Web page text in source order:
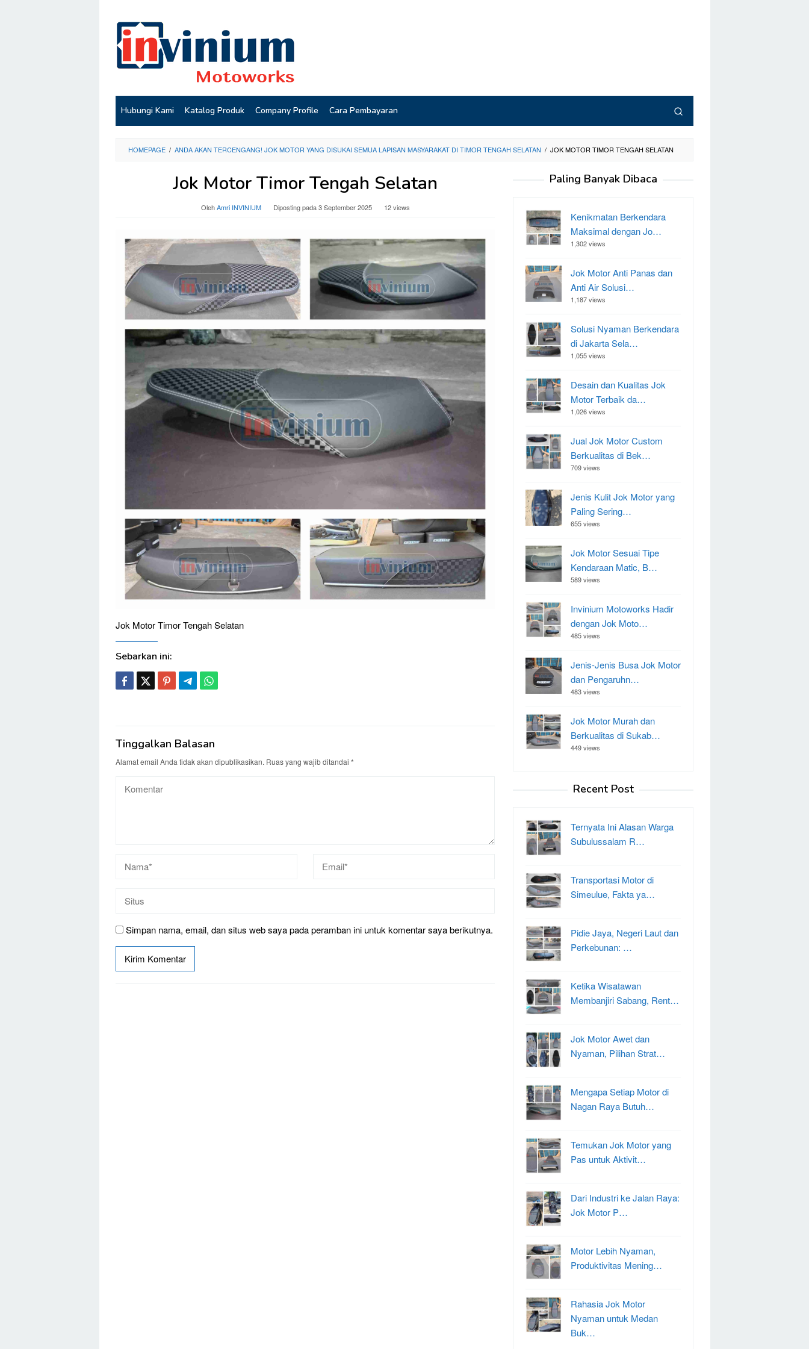
konten
Hubungi Kami Katalog Produk Company Profile Cara Pembayaran
HOMEPAGE / ANDA AKAN TERCENGANG! JOK MOTOR YANG DISUKAI SEMUA LAPISAN MASYARAKAT DI TIMOR TENGAH SELATAN / JOK MOTOR TIMOR TENGAH SELATAN
Jok Motor Timor Tengah Selatan
OlehAmri INVINIUM Diposting pada3 September 2025 12 views
Jok Motor Timor Tengah Selatan
Sebarkan ini:
Tinggalkan Balasan
Alamat email Anda tidak akan dipublikasikan. Ruas yang wajib ditandai *
Simpan nama, email, dan situs web saya pada peramban ini untuk komentar saya berikutnya.
Paling Banyak Dibaca
Kenikmatan Berkendara
Maksimal dengan Jo…
1,302 views
Jok Motor Anti Panas dan
Anti Air Solusi…
1,187 views
Solusi Nyaman Berkendara
di Jakarta Sela…
1,055 views
Desain dan Kualitas Jok
Motor Terbaik da…
1,026 views
Jual Jok Motor Custom
Berkualitas di Bek…
709 views
Jenis Kulit Jok Motor yang
Paling Sering…
655 views
Jok Motor Sesuai Tipe
Kendaraan Matic, B…
589 views
Invinium Motoworks Hadir
dengan Jok Moto…
485 views
Jenis-Jenis Busa Jok Motor
dan Pengaruhn…
483 views
Jok Motor Murah dan
Berkualitas di Sukab…
449 views
Recent Post
Ternyata Ini Alasan Warga
Subulussalam R…
Transportasi Motor di
Simeulue, Fakta ya…
Pidie Jaya, Negeri Laut dan
Perkebunan: …
Ketika Wisatawan
Membanjiri Sabang, Rent…
Jok Motor Awet dan
Nyaman, Pilihan Strat…
Mengapa Setiap Motor di
Nagan Raya Butuh…
Temukan Jok Motor yang
Pas untuk Aktivit…
Dari Industri ke Jalan Raya:
Jok Motor P…
Motor Lebih Nyaman,
Produktivitas Mening…
Rahasia Jok Motor
Nyaman untuk Medan
Buk…